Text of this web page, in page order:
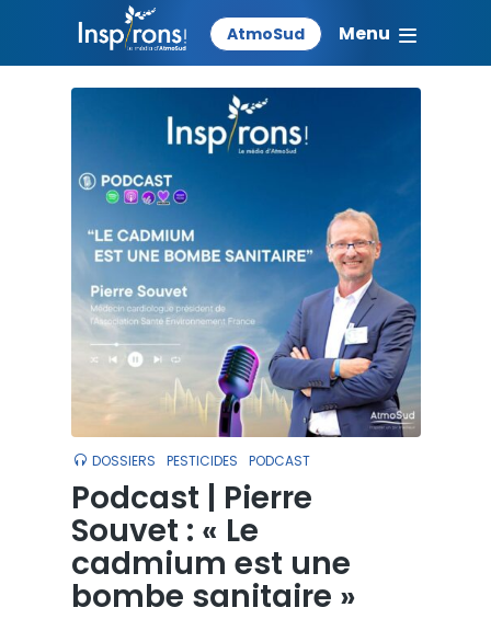
AtmoSud Menu
DOSSIERS PESTICIDES PODCAST
Podcast | Pierre
Souvet : « Le
cadmium est une
bombe sanitaire »